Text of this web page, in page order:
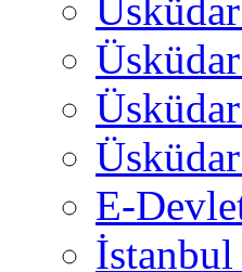
E-